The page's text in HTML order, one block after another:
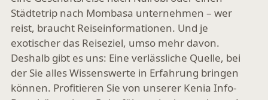
Städtetrip nach Mombasa unternehmen – wer
reist, braucht Reiseinformationen. Und je
exotischer das Reiseziel, umso mehr davon.
Deshalb gibt es uns: Eine verlässliche Quelle, bei
der Sie alles Wissenswerte in Erfahrung bringen
können. Profitieren Sie von unserer Kenia Info-